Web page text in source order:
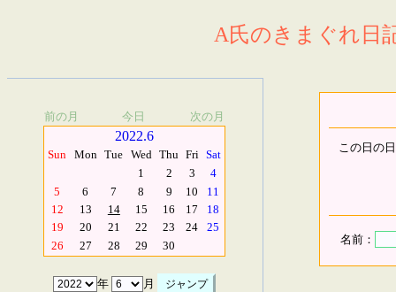
A氏のきまぐれ日
前の月 今日 次の月
2022.6
Sun Mon Tue Wed Thu Fri Sat
1
2 3
4
5
6 7 8 9 10
11
12
13 14 15 16 17
18
19
20 21 22 23 24
25
26
27 28 29 30
年 月
この日の
名前：